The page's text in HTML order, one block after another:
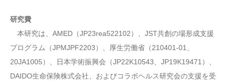
研究費
本研究は、AMED（JP23rea522102）、JST共創の場形成支援
プログラム（JPMJPF2203）、厚生労働省（210401-01、
20JA1005）、日本学術振興会（JP22K10543、JP19K19471）、
DAIDO生命保険株式会社、およびコラボヘルス研究会の支援を受